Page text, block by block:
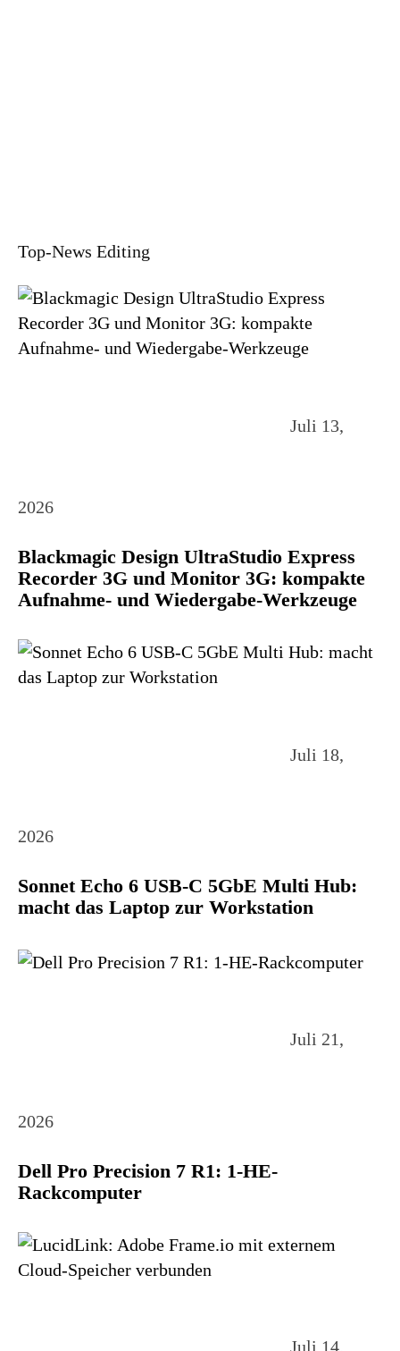
Top-News Editing
Juli 13,
2026
Blackmagic Design UltraStudio Express
Recorder 3G und Monitor 3G: kompakte
Aufnahme- und Wiedergabe-Werkzeuge
Juli 18,
2026
Sonnet Echo 6 USB-C 5GbE Multi Hub:
macht das Laptop zur Workstation
Juli 21,
2026
Dell Pro Precision 7 R1: 1-HE-
Rackcomputer
Juli 14,